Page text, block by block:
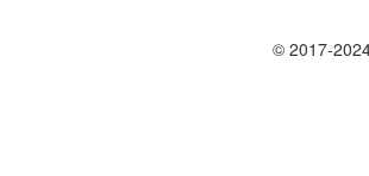
© 2017-